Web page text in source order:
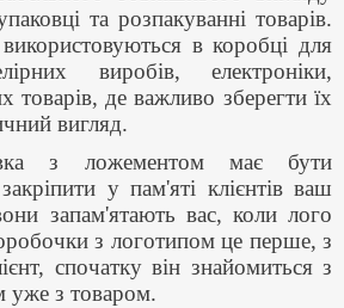
та розпакуванні товарів.
в коробці для
виробів, електроніки,
товарів, де важливо зберегти їх
вигляд.
з ложементом має бути
у пам'яті клієнтів ваш
запам'ятають вас, коли лого
з логотипом це перше, з
спочатку він знайомиться з
уже з товаром.